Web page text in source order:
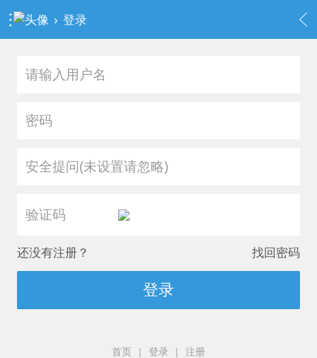
› 登录
安全提问(未设置请忽略)
还没有注册？ 找回密码
登录
首页 | 登录 |
注册